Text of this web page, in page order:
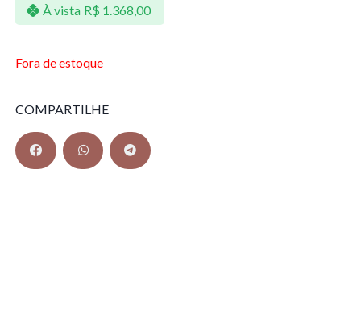
À vista R$ 1.368,00
Fora de estoque
COMPARTILHE